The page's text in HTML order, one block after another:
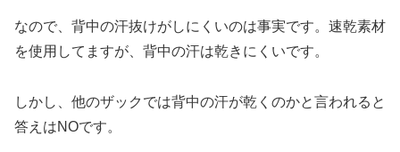
なので、背中の汗抜けがしにくいのは事実です。速乾素材
を使用してますが、背中の汗は乾きにくいです。
しかし、他のザックでは背中の汗が乾くのかと言われると
答えはNOです。